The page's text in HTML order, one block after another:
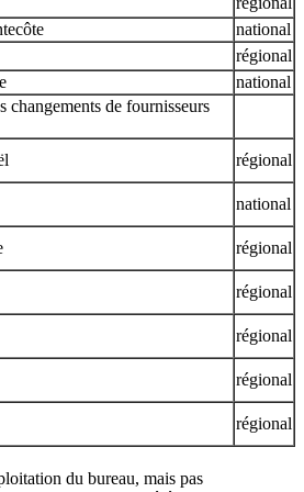
national
régional
national
changements de fournisseurs
régional
national
régional
régional
régional
régional
régional
du bureau, mais pas